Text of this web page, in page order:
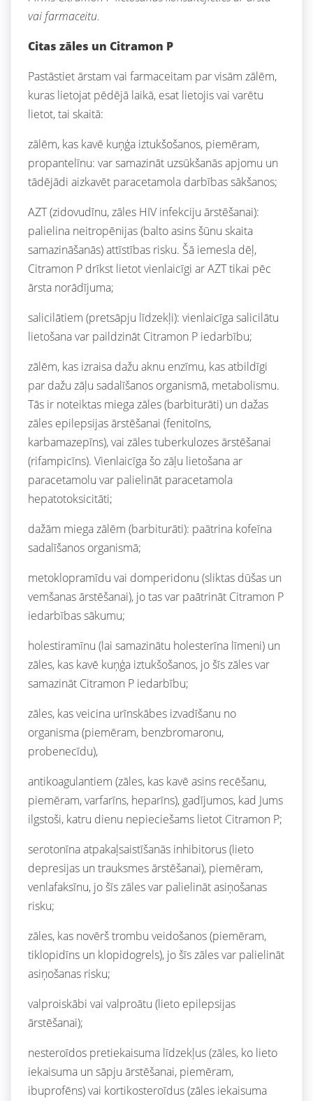
vai farmaceitu.
Citas zāles un Citramon P
Pastāstiet ārstam vai farmaceitam par visām zālēm,
kuras lietojat pēdējā laikā, esat lietojis vai varētu
lietot, tai skaitā:
zālēm, kas kavē kuņģa iztukšošanos, piemēram,
propantelīnu: var samazināt uzsūkšanās apjomu un
tādējādi aizkavēt paracetamola darbības sākšanos;
AZT (zidovudīnu, zāles HIV infekciju ārstēšanai):
palielina neitropēnijas (balto asins šūnu skaita
samazināšanās) attīstības risku. Šā iemesla dēļ,
Citramon P drīkst lietot vienlaicīgi ar AZT tikai pēc
ārsta norādījuma;
salicilātiem (pretsāpju līdzekļi): vienlaicīga salicilātu
lietošana var paildzināt Citramon P iedarbību;
zālēm, kas izraisa dažu aknu enzīmu, kas atbildīgi
par dažu zāļu sadalīšanos organismā, metabolismu.
Tās ir noteiktas miega zāles (barbiturāti) un dažas
zāles epilepsijas ārstēšanai (fenitoīns,
karbamazepīns), vai zāles tuberkulozes ārstēšanai
(rifampicīns). Vienlaicīga šo zāļu lietošana ar
paracetamolu var palielināt paracetamola
hepatotoksicitāti;
dažām miega zālēm (barbiturāti): paātrina kofeīna
sadalīšanos organismā;
metoklopramīdu vai domperidonu (sliktas dūšas un
vemšanas ārstēšanai), jo tas var paātrināt Citramon P
iedarbības sākumu;
holestiramīnu (lai samazinātu holesterīna līmeni) un
zāles, kas kavē kuņģa iztukšošanos, jo šīs zāles var
samazināt Citramon P iedarbību;
zāles, kas veicina urīnskābes izvadīšanu no
organisma (piemēram, benzbromaronu,
probenecīdu),
antikoagulantiem (zāles, kas kavē asins recēšanu,
piemēram, varfarīns, heparīns), gadījumos, kad Jums
ilgstoši, katru dienu nepieciešams lietot Citramon P;
serotonīna atpakaļsaistīšanās inhibitorus (lieto
depresijas un trauksmes ārstēšanai), piemēram,
venlafaksīnu, jo šīs zāles var palielināt asiņošanas
risku;
zāles, kas novērš trombu veidošanos (piemēram,
tiklopidīns un klopidogrels), jo šīs zāles var palielināt
asiņošanas risku;
valproiskābi vai valproātu (lieto epilepsijas
ārstēšanai);
nesteroīdos pretiekaisuma līdzekļus (zāles, ko lieto
iekaisuma un sāpju ārstēšanai, piemēram,
ibuprofēns) vai kortikosteroīdus (zāles iekaisuma